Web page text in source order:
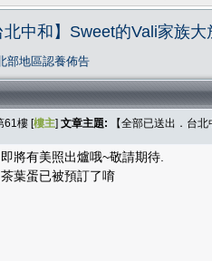
中和】Sweet的Vali家族
部地區認養佈告
61樓 [樓主] 文章主題: 【全部已送出．台
即將有美照出爐哦~敬請期待.
茶葉蛋已被預訂了唷